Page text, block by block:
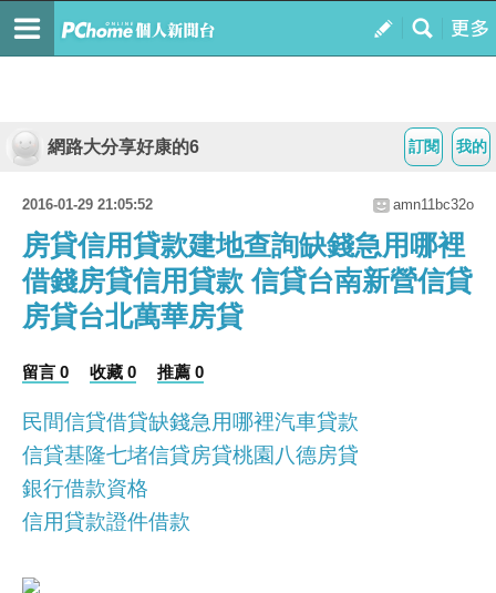
我的
訂閱
網路大分享好康的6
2016-01-29 21:05:52 amn11bc32o
房貸信用貸款建地查詢缺錢急用哪裡
借錢房貸信用貸款 信貸台南新營信貸
房貸台北萬華房貸
留言 0 收藏 0 推薦 0
民間信貸借貸缺錢急用哪裡汽車貸款
信貸基隆七堵信貸房貸桃園八德房貸
銀行借款資格
信用貸款證件借款